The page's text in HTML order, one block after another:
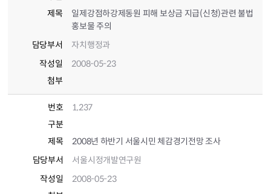
제목
일제강점하강제동원 피해 보상금 지급(신청)관련 불법
홍보물 주의
담당부서
자치행정과
작성일
2008-05-23
첨부
번호
1,237
구분
제목
2008년 하반기 서울시민 체감경기전망 조사
담당부서
서울시정개발연구원
작성일
2008-05-23